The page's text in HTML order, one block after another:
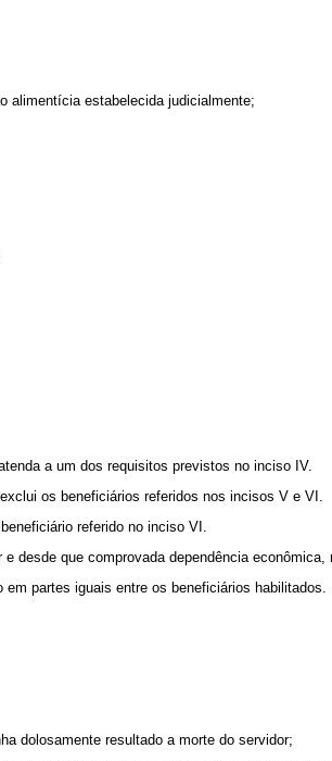
alimentícia estabelecida judicialmente;
a um dos requisitos previstos no inciso IV.
exclui os beneficiários referidos nos incisos V e VI.
referido no inciso VI.
desde que comprovada dependência
partes iguais entre os beneficiários habilitados.
dolosamente resultado a morte do servidor;